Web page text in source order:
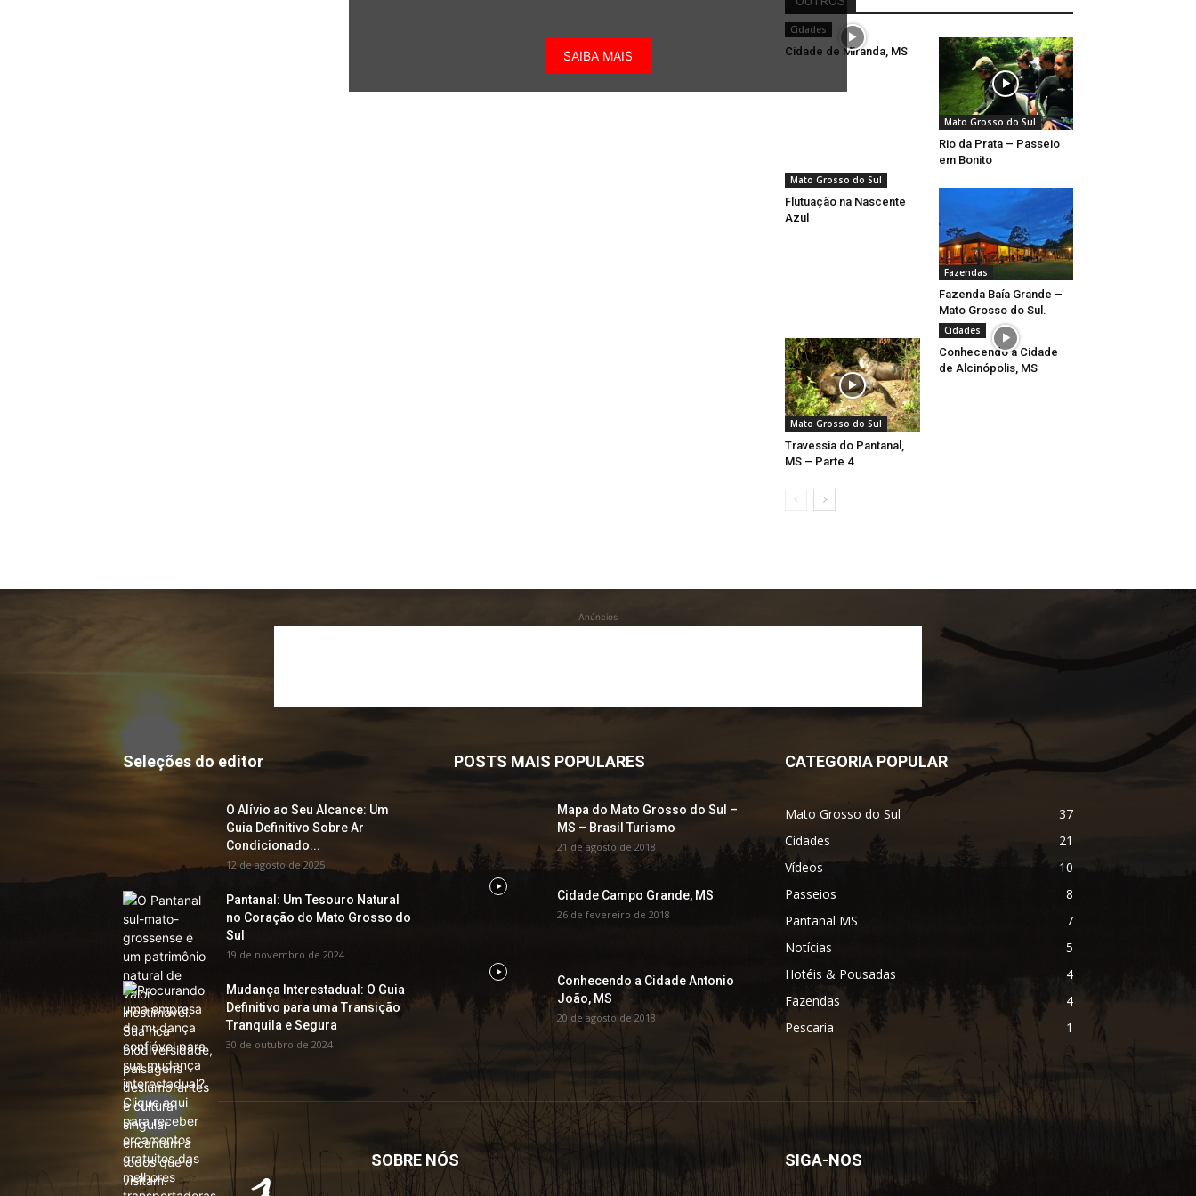
Cidades
Cidade de Miranda, MS
Mato Grosso do Sul
Rio da Prata – Passeio
em Bonito
Mato Grosso do Sul
Flutuação na Nascente
Azul
Fazendas
Fazenda Baía Grande –
Mato Grosso do Sul.
Mato Grosso do Sul
Travessia do Pantanal,
MS – Parte 4
Cidades
Conhecendo a Cidade
de Alcinópolis, MS
Anúncios
Seleções do editor
O Alívio ao Seu Alcance: Um
Guia Definitivo Sobre Ar
Condicionado...
12 de agosto de 2025
Pantanal: Um Tesouro Natural
no Coração do Mato Grosso do
Sul
19 de novembro de 2024
Mudança Interestadual: O Guia
Definitivo para uma Transição
Tranquila e Segura
30 de outubro de 2024
POSTS MAIS POPULARES
Mapa do Mato Grosso do Sul –
MS – Brasil Turismo
21 de agosto de 2018
Cidade Campo Grande, MS
26 de fevereiro de 2018
Conhecendo a Cidade Antonio
João, MS
20 de agosto de 2018
CATEGORIA POPULAR
Mato Grosso do Sul
37
Cidades
21
Vídeos
10
Passeios
8
Pantanal MS
7
Notícias
5
Hotéis & Pousadas
4
Fazendas
4
Pescaria
1
SOBRE NÓS SIGA-NOS
SAIBA MAIS